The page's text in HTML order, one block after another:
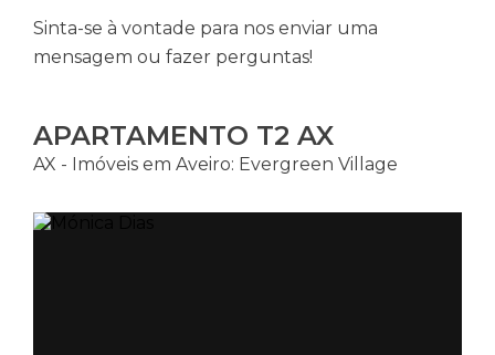
Sinta-se à vontade para nos enviar uma
mensagem ou fazer perguntas!
APARTAMENTO T2 AX
AX - Imóveis em Aveiro: Evergreen Village